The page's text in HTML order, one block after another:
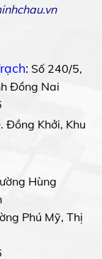
: Số 240/5,
Đồng Nai
Đồng Khởi, Khu
Hùng
Phú Mỹ, Thị